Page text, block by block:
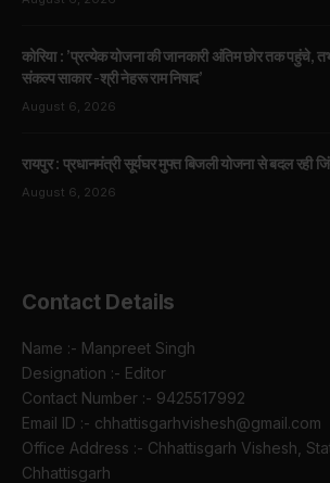
कोरिया : ’प्रत्येक योजना की जानकारी अंतिम छोर तक पहुंचे,
संकल्प साकार -श्री नेहरू राम निषाद’
August 6, 2026
रायपुर : प्रधानमंत्री सूर्यघर मुफ्त बिजली योजना से बदल रही
August 6, 2026
Contact Details
Name :- Manpreet Singh
Designation :- Editor
Contact Number :- 9425517992
Email ID :- chhattisgarhvishesh@gmail.com
Office Address :- Chhattisgarh Vishesh,
Chhattisgarh